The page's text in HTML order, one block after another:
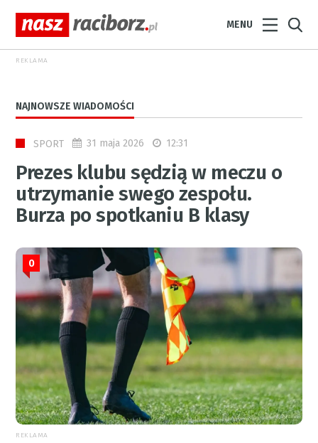
MENU
REKLAMA
NAJNOWSZE WIADOMOŚCI
SPORT 31 maja 2026 12:31
Prezes klubu sędzią w meczu o
utrzymanie swego zespołu.
Burza po spotkaniu B klasy
0
REKLAMA